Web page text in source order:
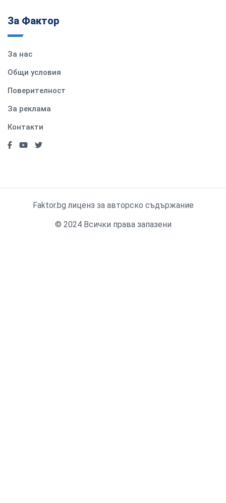
За Фактор
За нас
Общи условия
Поверителност
За реклама
Контакти
Faktor.bg лиценз за авторско съдържание
© 2024 Всички права запазени